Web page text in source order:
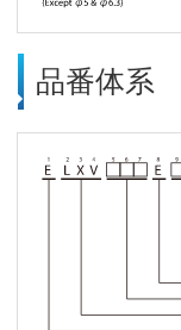
品番体系